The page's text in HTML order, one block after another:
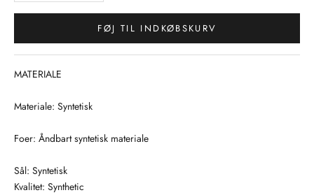
FØJ TIL INDKØBSKURV
MATERIALE
Materiale: Syntetisk
Foer: Åndbart syntetisk materiale
Sål: Syntetisk
Kvalitet: Synthetic